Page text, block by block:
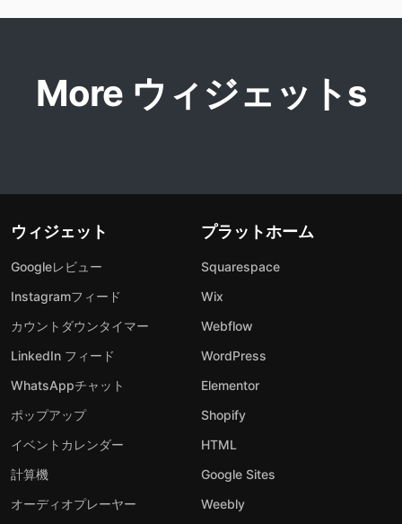
More ウィジェットs
ウィジェット
Googleレビュー
Instagramフィード
カウントダウンタイマー
LinkedIn フィード
WhatsAppチャット
ポップアップ
イベントカレンダー
計算機
オーディオプレーヤー
プラットホーム
Squarespace
Wix
Webflow
WordPress
Elementor
Shopify
HTML
Google Sites
Weebly